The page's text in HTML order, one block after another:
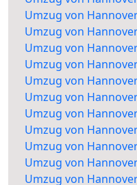
Umzug von
Umzug von
Umzug von
Umzug von
Umzug von
Umzug von
Umzug von
Umzug von
Umzug von
Umzug von
Umzug von